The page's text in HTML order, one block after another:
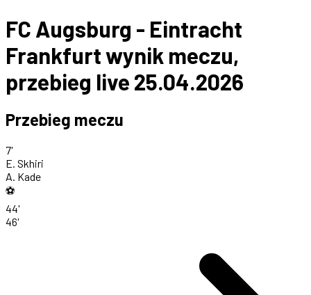
FC Augsburg - Eintracht
Frankfurt wynik meczu,
przebieg live 25.04.2026
Przebieg meczu
7'
E. Skhiri
A. Kade
⚽
44'
46'